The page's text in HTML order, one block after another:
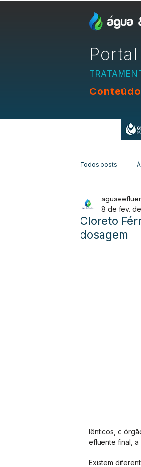
Todos posts
Cloreto
dosagem
8 de fev.
lênticos, o
efluente final, a
Existem